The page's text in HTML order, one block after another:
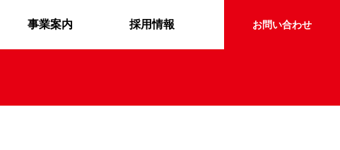
事業案内 採用情報 お問い合わせ